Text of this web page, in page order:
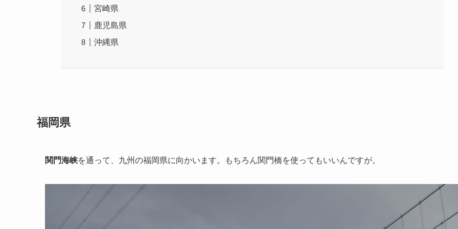
宮崎県
鹿児島県
沖縄県
福岡県
関門海峡を通って、九州の福岡県に向かいます。もちろん関門橋を使ってもいいんですが。